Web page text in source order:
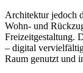
Architektur jedoch
Wohn- und
Freizeitgestaltung.
– digital
Raum genutzt und